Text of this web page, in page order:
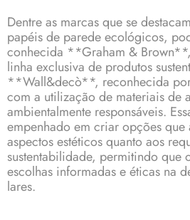
Dentre as marcas que se
papéis de parede ecológicos,
conhecida **Graham &
linha exclusiva de produtos
**Wall&decò**, reconhecida
com a utilização de materiais de
ambientalmente responsáveis.
empenhado em criar opções que
aspectos estéticos quanto aos
sustentabilidade, permitindo que
escolhas informadas e éticas na
lares.